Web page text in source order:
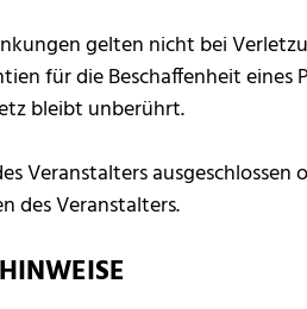
gelten nicht bei
für die Beschaffenheit
bleibt unberührt.
Veranstalters
des Veranstalters.